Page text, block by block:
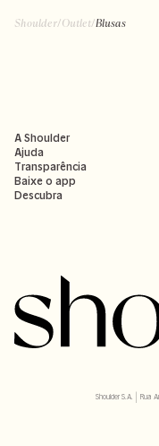
Shoulder/Outlet/Blusas
A Shoulder
Ajuda
Transparência
Baixe o app
Descubra
Shoulder S.A. | Rua